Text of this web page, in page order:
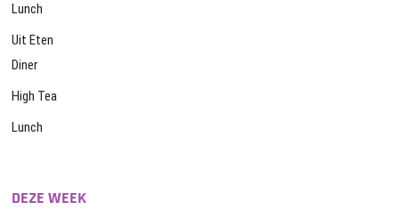
Lunch
Uit Eten
Diner
High Tea
Lunch
DEZE WEEK